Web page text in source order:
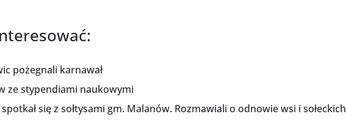
pożegnali karnawał
ze stypendiami naukowymi
się z sołtysami gm. Malanów. Rozmawiali o odnowie wsi i sołeckich